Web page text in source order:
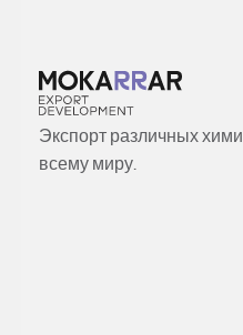
Экспорт различных
всему миру.